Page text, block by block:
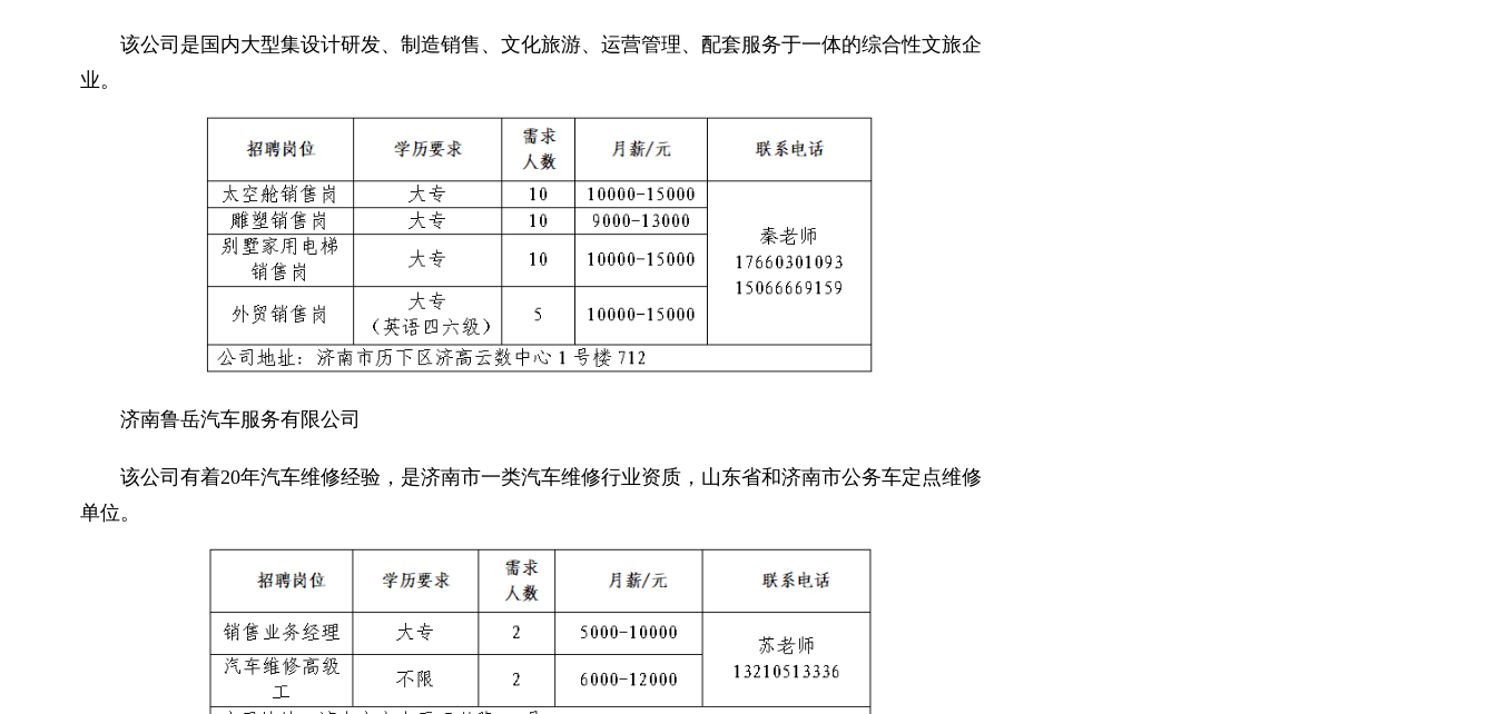
该公司是国内大型集设计研发、制造销售、文化旅游、运营管理、配套服务于一体的综合性文旅企
业。
济南鲁岳汽车服务有限公司
该公司有着20年汽车维修经验，是济南市一类汽车维修行业资质，山东省和济南市公务车定点维修
单位。